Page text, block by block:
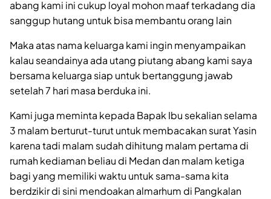
abang kami ini cukup loyal mohon maaf terkadang dia
sanggup hutang untuk bisa membantu orang lain
Maka atas nama keluarga kami ingin menyampaikan
kalau seandainya ada utang piutang abang kami saya
bersama keluarga siap untuk bertanggung jawab
setelah 7 hari masa berduka ini.
Kami juga meminta kepada Bapak Ibu sekalian selama
3 malam berturut-turut untuk membacakan surat Yasin
karena tadi malam sudah dihitung malam pertama di
rumah kediaman beliau di Medan dan malam ketiga
bagi yang memiliki waktu untuk sama-sama kita
berdzikir di sini mendoakan almarhum di Pangkalan